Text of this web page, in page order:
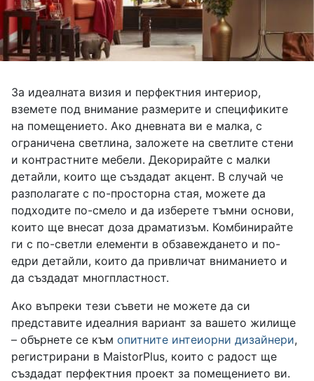
За идеалната визия и перфектния интериор,
вземете под внимание размерите и спецификите
на помещението. Ако дневната ви е малка, с
ограничена светлина, заложете на светлите стени
и контрастните мебели. Декорирайте с малки
детайли, които ще създадат акцент. В случай че
разполагате с по-просторна стая, можете да
подходите по-смело и да изберете тъмни основи,
които ще внесат доза драматизъм. Комбинирайте
ги с по-светли елементи в обзавеждането и по-
едри детайли, които да привличат вниманието и
да създадат многпластност.
Ако въпреки тези съвети не можете да си
представите идеалния вариант за вашето жилище
– обърнете се към опитните интеиорни дизайнери,
регистрирани в MaistorPlus, които с радост ще
създадат перфектния проект за помещението ви.